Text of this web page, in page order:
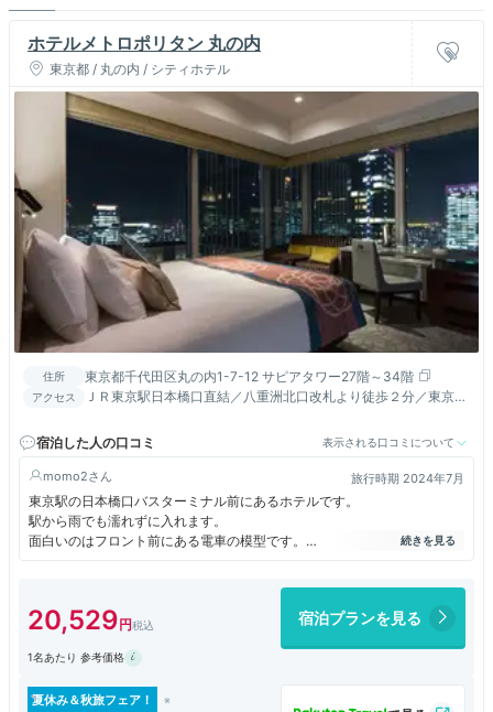
ホテルメトロポリタン 丸の内
東京都 / 丸の内 / シティホテル
住所 東京都千代田区丸の内1-7-12 サピアタワー27階～34階
アクセス
ＪＲ東京駅日本橋口直結／八重洲北口改札より徒歩２分／東京メ
宿泊した人の口コミ
表示される口コミについて
momo2 旅行時期 2024年7月
東京駅の日本橋口バスターミナル前にあるホテルです。
駅から雨でも濡れずに入れます。
面白いのはフロント前にある電車の模型です。
電車が模型の中で走っていて見ていて飽きないです。
部屋からの眺めは向かいのビルの屋上のヘリポートが見えるくらいです。
20,529 宿泊プランを見る
1名あたり 参考価格
夏休み＆秋旅フェア！